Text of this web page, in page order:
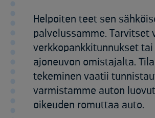
Helpoiten teet sen
palvelussamme. Tarvitset
verkkopankkitunnukset
ajoneuvon omistajalta.
tekeminen vaatii
varmistamme auton
oikeuden romuttaa auto.